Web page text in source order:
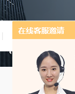
技术文章